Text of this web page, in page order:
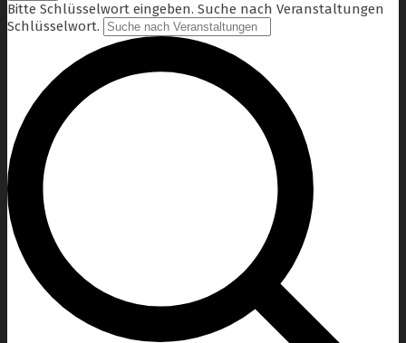
Bitte Schlüsselwort eingeben. Suche nach Veranstaltungen
Schlüsselwort.